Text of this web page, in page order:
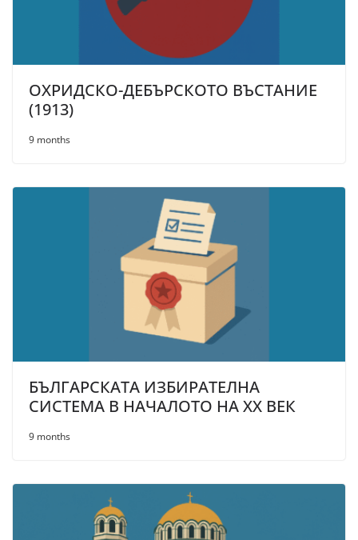
ОХРИДСКО-ДЕБЪРСКОТО ВЪСТАНИЕ
(1913)
9 months
БЪЛГАРСКАТА ИЗБИРАТЕЛНА
СИСТЕМА В НАЧАЛОТО НА XX ВЕК
9 months